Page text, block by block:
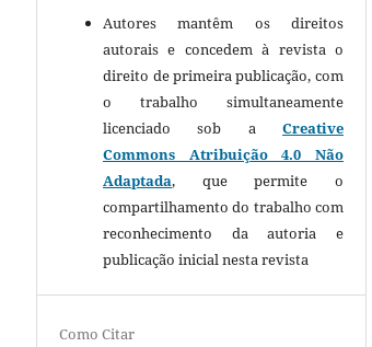
Autores mantêm os direitos
autorais e concedem à revista o
direito de primeira publicação, com
o trabalho simultaneamente
licenciado sob a Creative
Commons Atribuição 4.0 Não
Adaptada, que permite o
compartilhamento do trabalho com
reconhecimento da autoria e
publicação inicial nesta revista
Como Citar